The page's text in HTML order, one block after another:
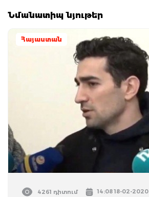
Նմանատիպ նյութեր
Հայաստան
4261 դիտում 14:08 18-02-2020